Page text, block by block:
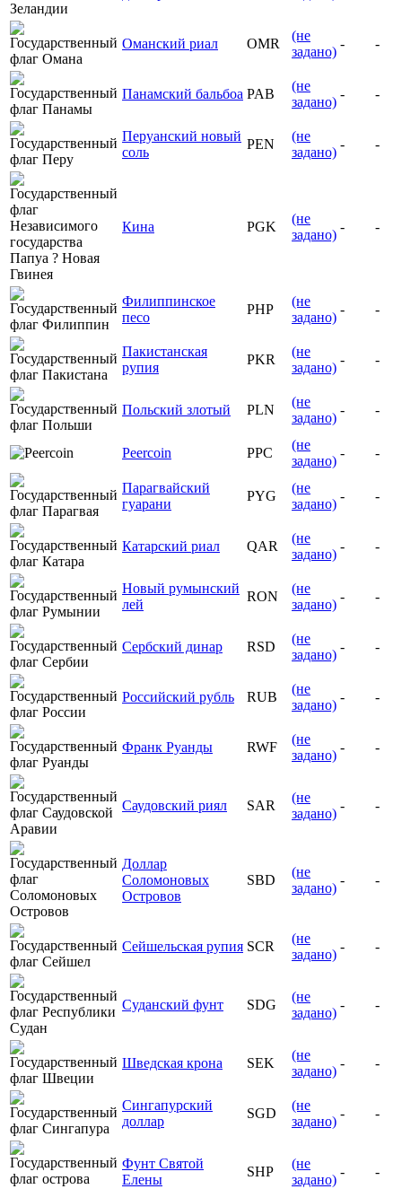
Оманский риал OMR
(не
задано)
- -
Панамский бальбоа PAB
(не
задано)
- -
Перуанский новый
соль
PEN
(не
задано)
- -
Кина PGK
(не
задано)
- -
Филиппинское
песо
PHP
(не
задано)
- -
Пакистанская
рупия
PKR
(не
задано)
- -
Польский злотый PLN
(не
задано)
- -
Peercoin PPC
(не
задано)
- -
Парагвайский
гуарани
PYG
(не
задано)
- -
Катарский риал QAR
(не
задано)
- -
Новый румынский
лей
RON
(не
задано)
- -
Сербский динар RSD
(не
задано)
- -
Российский рубль RUB
(не
задано)
- -
Франк Руанды RWF
(не
задано)
- -
Саудовский риял SAR
(не
задано)
- -
Доллар
Соломоновых
Островов
SBD
(не
задано)
- -
Сейшельская рупия SCR
(не
задано)
- -
Суданский фунт SDG
(не
задано)
- -
Шведская крона SEK
(не
задано)
- -
Сингапурский
доллар
SGD
(не
задано)
- -
Фунт Святой
Елены
SHP
(не
задано)
- -